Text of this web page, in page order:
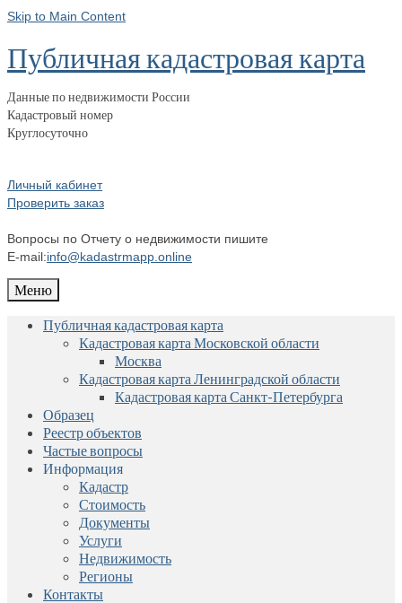
Skip to Main Content
Публичная кадастровая карта
Данные по недвижимости России
Кадастровый номер
Круглосуточно
Личный кабинет
Проверить заказ
Вопросы по Отчету о недвижимости пишите
E-mail:info@kadastrmapp.online
Меню
Публичная кадастровая карта
Кадастровая карта Московской области
Москва
Кадастровая карта Ленинградской области
Кадастровая карта Санкт-Петербурга
Образец
Реестр объектов
Частые вопросы
Информация
Кадастр
Стоимость
Документы
Услуги
Недвижимость
Регионы
Контакты